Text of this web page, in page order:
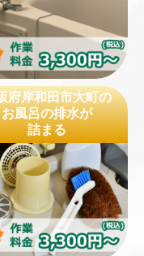
府岸和田市大町の
お風呂の排水が
詰まる